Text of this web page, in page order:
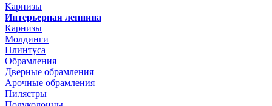
Карнизы
Интерьерная лепнина
Карнизы
Молдинги
Плинтуса
Обрамления
Дверные обрамления
Арочные обрамления
Пилястры